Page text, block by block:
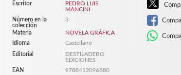
Escritor
PEDRO LUIS
MANCINI
Número en la
colección
3
Materia
NOVELA GRÁFICA
Idioma
Castellano
Editorial
DESFILADERO
EDICIONES
EAN
9788412096880